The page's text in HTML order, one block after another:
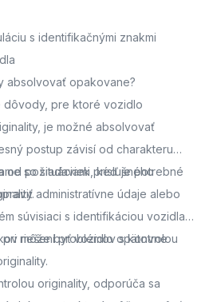
s identifikačnými znakmi
absolvovať opakovane?
dôvody, pre ktoré vozidlo
je možné absolvovať
postup závisí od charakteru
od požiadaviek príslušného
so situáciami, keď je potrebné
administratívne údaje alebo
súvisiaci s identifikáciou vozidla.
môže byť vozidlo opätovne
riešení problémov s kontrolou
originality, odporúča sa